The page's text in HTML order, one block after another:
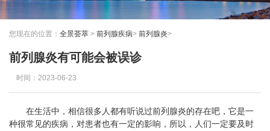
您现在的位置： 全景荟萃 > 前列腺疾病> 前列腺炎>
前列腺炎有可能会被误诊
时间：2023-06-23
在生活中，相信很多人都有听说过前列腺炎的存在吧，它是一
种很常见的疾病，对患者也有一定的影响，所以，人们一定要及时